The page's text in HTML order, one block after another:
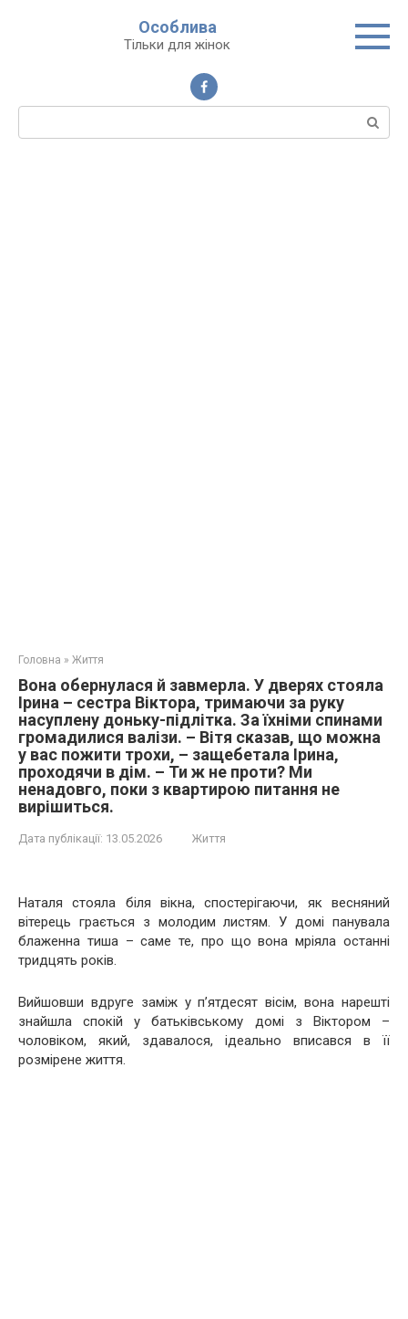
Особлива
Тільки для жінок
Пошук:
Головна » Життя
Вона обернулася й завмерла. У дверях стояла
Ірина – сестра Віктора, тримаючи за руку
насуплену доньку-підлітка. За їхніми спинами
громадилися валізи. – Вітя сказав, що можна
у вас пожити трохи, – защебетала Ірина,
проходячи в дім. – Ти ж не проти? Ми
ненадовго, поки з квартирою питання не
вирішиться.
Дата публікації: 13.05.2026 Життя
Наталя стояла біля вікна, спостерігаючи, як весняний
вітерець грається з молодим листям. У домі панувала
блаженна тиша – саме те, про що вона мріяла останні
тридцять років.
Вийшовши вдруге заміж у п’ятдесят вісім, вона нарешті
знайшла спокій у батьківському домі з Віктором –
чоловіком, який, здавалося, ідеально вписався в її
розмірене життя.